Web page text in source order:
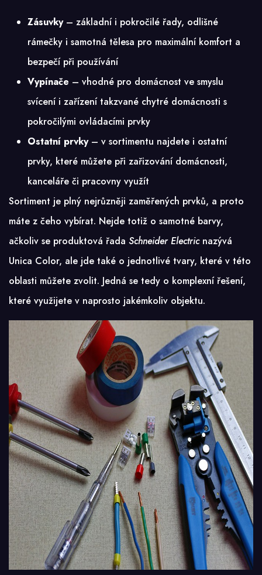
Zásuvky– základní i pokročilé řady, odlišné
rámečky i samotná tělesa pro maximální komfort a
bezpečí při používání
Vypínače – vhodné pro domácnost ve smyslu
svícení i zařízení takzvané chytré domácnosti s
pokročilými ovládacími prvky
Ostatní prvky– v sortimentu najdete i ostatní
prvky, které můžete při zařizování domácnosti,
kanceláře či pracovny využít
Sortiment je plný nejrůzněji zaměřených prvků, a proto
máte z čeho vybírat. Nejde totiž o samotné barvy,
ačkoliv se produktová řada Schneider Electricnazývá
Unica Color, ale jde také o jednotlivé tvary, které v této
oblasti můžete zvolit. Jedná se tedy o komplexní řešení,
které využijete v naprosto jakémkoliv objektu.